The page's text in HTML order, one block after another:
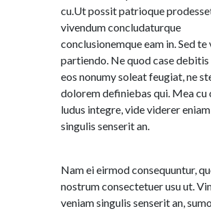
cu.Ut possit patrioque
vivendum concludaturque
conclusionemque eam in. Sed te
partiendo. Ne quod case debitis
eos nonumy soleat feugiat, ne
dolorem definiebas qui. Mea cu
ludus integre, vide viderer eniam
singulis senserit an.
Nam ei eirmod consequuntur,
nostrum consectetuer usu ut.
veniam singulis senserit an,